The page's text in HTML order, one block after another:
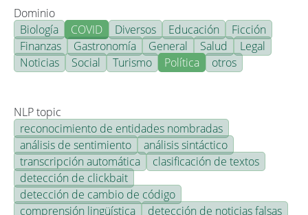
Dominio
Biología
COVID Diversos Educación
Ficción
Finanzas
Gastronomía General Salud
Legal
Noticias
Social Turismo Política otros
NLP topic
reconocimiento de entidades nombradas
análisis de sentimiento
análisis sintáctico
transcripción automática
clasificación de textos
detección de clickbait
detección de cambio de código
comprensión lingüística
detección de noticias falsas